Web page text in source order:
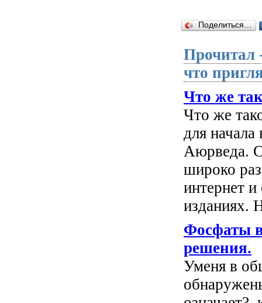
Поделиться…
Прочитал
что
Что же
Что же
для
Аюрведа.
широко
интернет
изданиях.
Фосфаты
решения.
Уменя в